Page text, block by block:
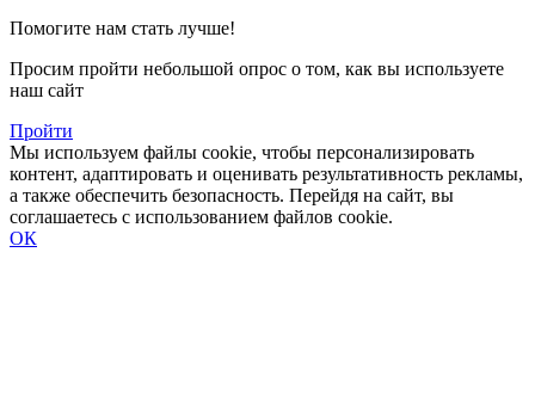
Помогите нам стать лучше!
Просим пройти небольшой опрос о том, как вы используете
наш сайт
Пройти
Мы используем файлы cookie, чтобы персонализировать
контент, адаптировать и оценивать результативность рекламы,
а также обеспечить безопасность. Перейдя на сайт, вы
соглашаетесь с использованием файлов cookie.
ОК